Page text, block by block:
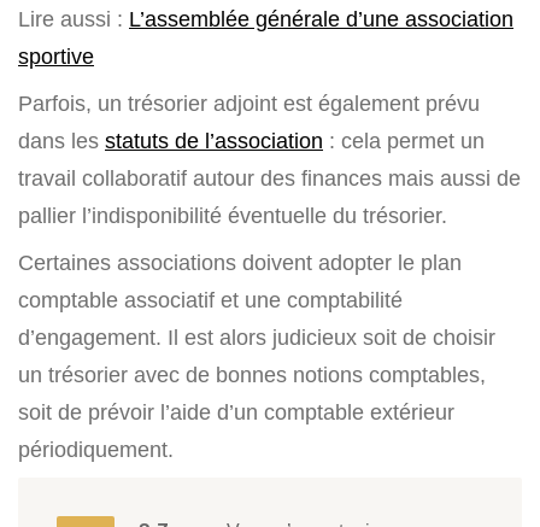
Lire aussi : L’assemblée générale d’une association
sportive
Parfois, un trésorier adjoint est également prévu
dans les statuts de l’association : cela permet un
travail collaboratif autour des finances mais aussi de
pallier l’indisponibilité éventuelle du trésorier.
Certaines associations doivent adopter le plan
comptable associatif et une comptabilité
d’engagement. Il est alors judicieux soit de choisir
un trésorier avec de bonnes notions comptables,
soit de prévoir l’aide d’un comptable extérieur
périodiquement.